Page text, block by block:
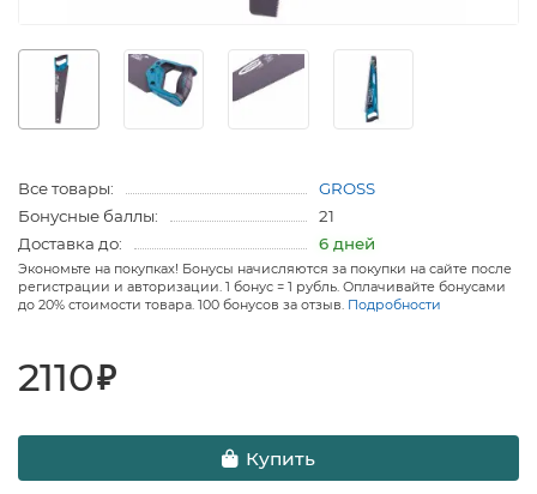
Все товары:
GROSS
Бонусные баллы:
21
Доставка до:
6 дней
Экономьте на покупках! Бонусы начисляются за покупки на сайте после
регистрации и авторизации. 1 бонус = 1 рубль. Оплачивайте бонусами
до 20% стоимости товара. 100 бонусов за отзыв. Подробности
2110₽
Купить